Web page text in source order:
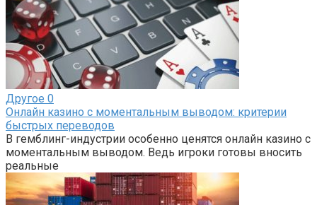
Другое 0
Онлайн казино с моментальным выводом: критерии
быстрых переводов
В гемблинг-индустрии особенно ценятся онлайн казино с
моментальным выводом. Ведь игроки готовы вносить
реальные